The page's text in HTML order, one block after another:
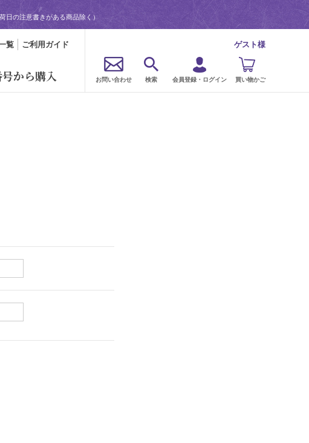
日の注意書きがある商品除く）
覧 ご利用ガイド
から購入
ゲスト様
お問い合わせ 検索 会員登録・ログイン 買い物かご